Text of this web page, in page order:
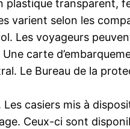
transparent,
varient selon les
Les voyageurs
carte
Le Bureau de la
casiers mis à
Ceux-ci sont